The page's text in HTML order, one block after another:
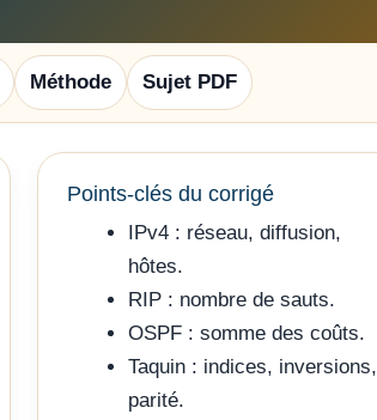
Méthode Sujet PDF
Points-clés du corrigé
IPv4 : réseau, diffusion,
hôtes.
RIP : nombre de sauts.
OSPF : somme des coûts.
Taquin : indices, inversions,
parité.